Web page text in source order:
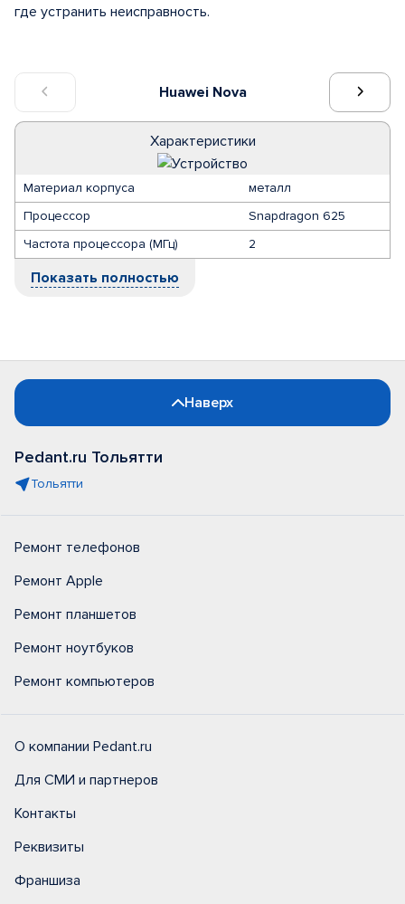
Huawei Nova
Характеристики
Материал корпуса
металл
Процессор
Snapdragon 625
Частота процессора (МГц)
2
Показать полностью
где устранить неисправность.
Наверх
Pedant.ru Тольятти
Тольятти
Ремонт телефонов
Ремонт Apple
Ремонт планшетов
Ремонт ноутбуков
Ремонт компьютеров
О компании Pedant.ru
Для СМИ и партнеров
Контакты
Реквизиты
Франшиза